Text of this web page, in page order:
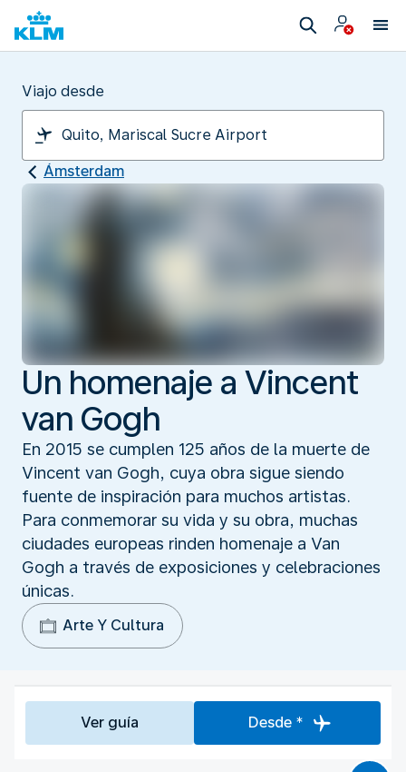
Viajo desde
Ámsterdam
Un homenaje a Vincent
van Gogh
En 2015 se cumplen 125 años de la muerte de
Vincent van Gogh, cuya obra sigue siendo
fuente de inspiración para muchos artistas.
Para conmemorar su vida y su obra, muchas
ciudades europeas rinden homenaje a Van
Gogh a través de exposiciones y celebraciones
únicas.
Arte Y Cultura
Ver guía Desde *